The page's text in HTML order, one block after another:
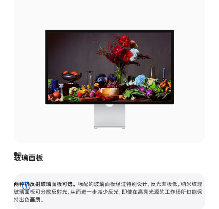
玻璃面板
两种抗反射玻璃面板可选。 标配的玻璃面板经过特别设计，反光率极低。纳米纹理
玻璃面板可分散反射光，从而进一步减少反光，即使在高亮光源的工作场所也能保
持出色画质。
展
开